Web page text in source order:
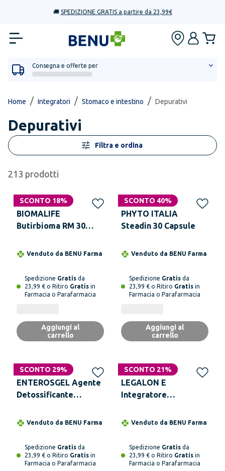
🚚 SPEDIZIONE GRATIS a partire da 23,99€
Consegna e offerte per
Home / Integratori / Stomaco e intestino / Depurativi
Depurativi
Filtra e ordina
213 prodotti
SCONTO 18%
BIOMALIFE
Butirbioma RM 30
Venduto da BENU Farma
Spedizione Gratis da
23,99 € o Ritiro Gratis in
Farmacia o Parafarmacia
Aggiungi al
carrello
SCONTO 40%
PHYTO ITALIA
Steadin 30 Capsule
Venduto da BENU Farma
Spedizione Gratis da
23,99 € o Ritiro Gratis in
Farmacia o Parafarmacia
Aggiungi al
carrello
SCONTO 29%
ENTEROSGEL Agente
Detossificante
225 gVenduto da BENU Farma
Spedizione Gratis da
23,99 € o Ritiro Gratis in
Farmacia o Parafarmacia
SCONTO 21%
LEGALON E
Integratore
Compresse Rivestite
Venduto da BENU Farma
Spedizione Gratis da
23,99 € o Ritiro Gratis in
Farmacia o Parafarmacia